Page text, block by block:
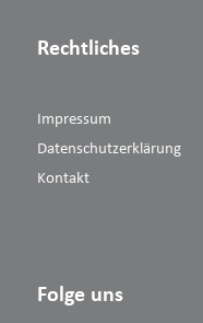
Rechtliches
Impressum
Datenschutzerklärung
Kontakt
Folge uns